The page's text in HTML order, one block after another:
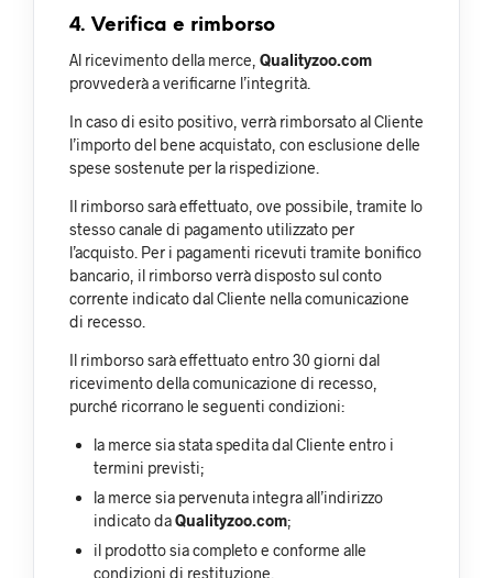
4. Verifica e rimborso
Al ricevimento della merce, Qualityzoo.com
provvederà a verificarne l’integrità.
In caso di esito positivo, verrà rimborsato al Cliente
l’importo del bene acquistato, con esclusione delle
spese sostenute per la rispedizione.
Il rimborso sarà effettuato, ove possibile, tramite lo
stesso canale di pagamento utilizzato per
l’acquisto. Per i pagamenti ricevuti tramite bonifico
bancario, il rimborso verrà disposto sul conto
corrente indicato dal Cliente nella comunicazione
di recesso.
Il rimborso sarà effettuato entro 30 giorni dal
ricevimento della comunicazione di recesso,
purché ricorrano le seguenti condizioni:
la merce sia stata spedita dal Cliente entro i
termini previsti;
la merce sia pervenuta integra all’indirizzo
indicato daQualityzoo.com;
il prodotto sia completo e conforme alle
condizioni di restituzione.